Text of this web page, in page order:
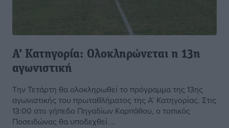
Α’ Κατηγορία: Ολοκληρώνεται η 13η
αγωνιστική
Την Τετάρτη θα ολοκληρωθεί το πρόγραμμα της 13ης
αγωνιστικής του πρωταθλήματος της Α’ Κατηγορίας. Στις
13:00 στο γήπεδο Πηγαδίων Καρπάθου, ο τοπικός
Ποσειδώνας θα υποδεχθεί ...